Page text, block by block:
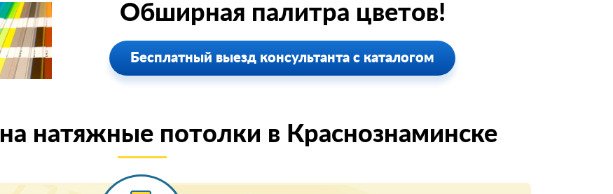
Обширная палитра цветов!
Бесплатный выезд консультанта с каталогом
на натяжные потолки в Краснознаминске